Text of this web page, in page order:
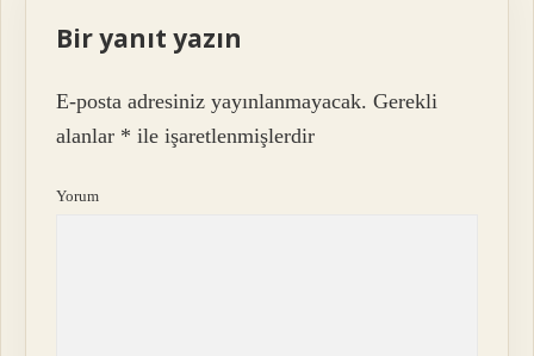
Bir yanıt yazın
E-posta adresiniz yayınlanmayacak. Gerekli
alanlar * ile işaretlenmişlerdir
Yorum